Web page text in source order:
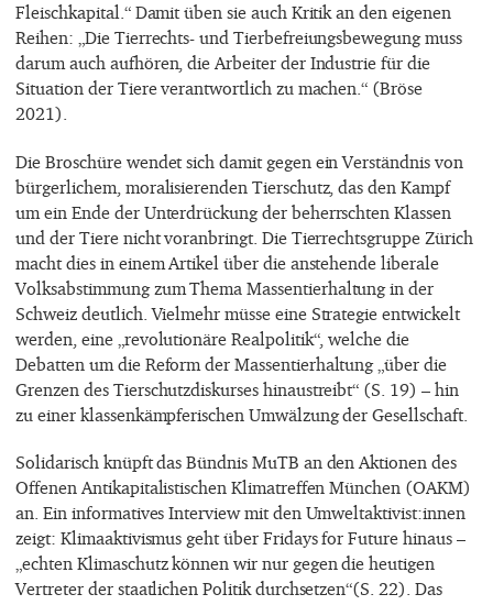
Fleischkapital.“ Damit üben sie auch Kritik an den eigenen
Reihen: „Die Tierrechts- und Tierbefreiungsbewegung muss
darum auch aufhören, die Arbeiter der Industrie für die
Situation der Tiere verantwortlich zu machen.“ (Bröse
2021).
Die Broschüre wendet sich damit gegen ein Verständnis von
bürgerlichem, moralisierenden Tierschutz, das den Kampf
um ein Ende der Unterdrückung der beherrschten Klassen
und der Tiere nicht voranbringt. Die Tierrechtsgruppe Zürich
macht dies in einem Artikel über die anstehende liberale
Volksabstimmung zum Thema Massentierhaltung in der
Schweiz deutlich. Vielmehr müsse eine Strategie entwickelt
werden, eine „revolutionäre Realpolitik“, welche die
Debatten um die Reform der Massentierhaltung „über die
Grenzen des Tierschutzdiskurses hinaustreibt“ (S. 19) – hin
zu einer klassenkämpferischen Umwälzung der Gesellschaft.
Solidarisch knüpft das Bündnis MuTB an den Aktionen des
Offenen Antikapitalistischen Klimatreffen München (OAKM)
an. Ein informatives Interview mit den Umweltaktivist:innen
zeigt: Klimaaktivismus geht über Fridays for Future hinaus –
„echten Klimaschutz können wir nur gegen die heutigen
Vertreter der staatlichen Politik durchsetzen“(S. 22). Das